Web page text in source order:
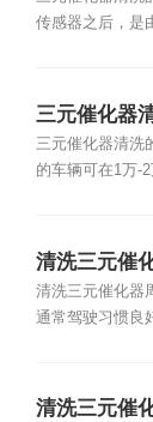
传感器之后，是
三元催化器
三元催化器清洗
的车辆可在1万-
清洗三元催
清洗三元催化器
通常驾驶习惯良
清洗三元催